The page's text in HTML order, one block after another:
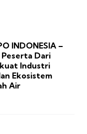
INDONESIA –
Peserta Dari
Industri
Ekosistem
Air